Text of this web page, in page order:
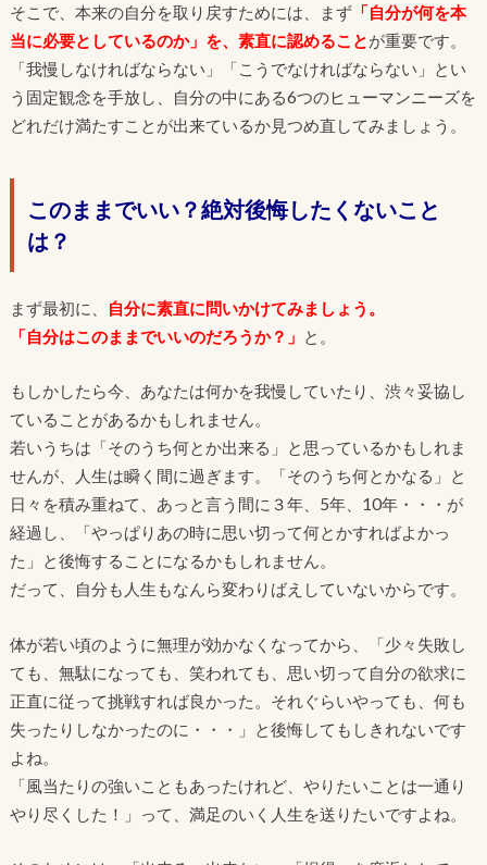
そこで、本来の自分を取り戻すためには、まず「自分が何を本
当に必要としているのか」を、素直に認めることが重要です。
「我慢しなければならない」「こうでなければならない」とい
う固定観念を手放し、自分の中にある6つのヒューマンニーズを
どれだけ満たすことが出来ているか見つめ直してみましょう。
このままでいい？絶対後悔したくないこと
は？
まず最初に、
自分に素直に問いかけてみましょう。
「自分はこのままでいいのだろうか？」
と。
もしかしたら今、あなたは何かを我慢していたり、渋々妥協し
ていることがあるかもしれません。
若いうちは「そのうち何とか出来る」と思っているかもしれま
せんが、人生は瞬く間に過ぎます。「そのうち何とかなる」と
日々を積み重ねて、あっと言う間に３年、5年、10年・・・が
経過し、「やっぱりあの時に思い切って何とかすればよかっ
た」と後悔することになるかもしれません。
だって、自分も人生もなんら変わりばえしていないからです。
体が若い頃のように無理が効かなくなってから、「少々失敗し
ても、無駄になっても、笑われても、思い切って自分の欲求に
正直に従って挑戦すれば良かった。それぐらいやっても、何も
失ったりしなかったのに・・・」と後悔してもしきれないです
よね。
「風当たりの強いこともあったけれど、やりたいことは一通り
やり尽くした！」って、満足のいく人生を送りたいですよね。